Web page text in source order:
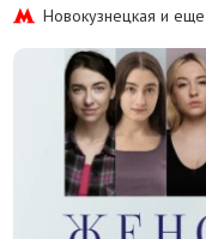
Новокузнецкая и еще